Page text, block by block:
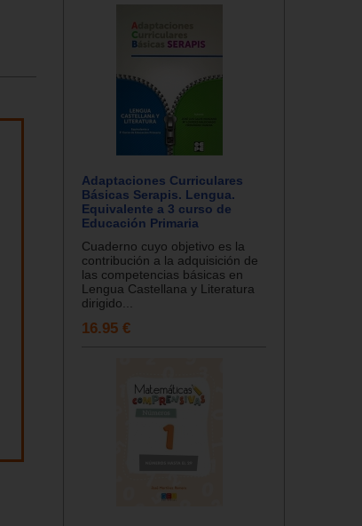
Adaptaciones Curriculares
Básicas Serapis. Lengua.
Equivalente a 3 curso de
Educación Primaria
Cuaderno cuyo objetivo es la
contribución a la adquisición de
las competencias básicas en
Lengua Castellana y Literatura
dirigido...
16.95 €